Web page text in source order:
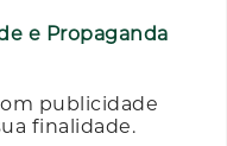
e Propaganda
publicidade
finalidade.